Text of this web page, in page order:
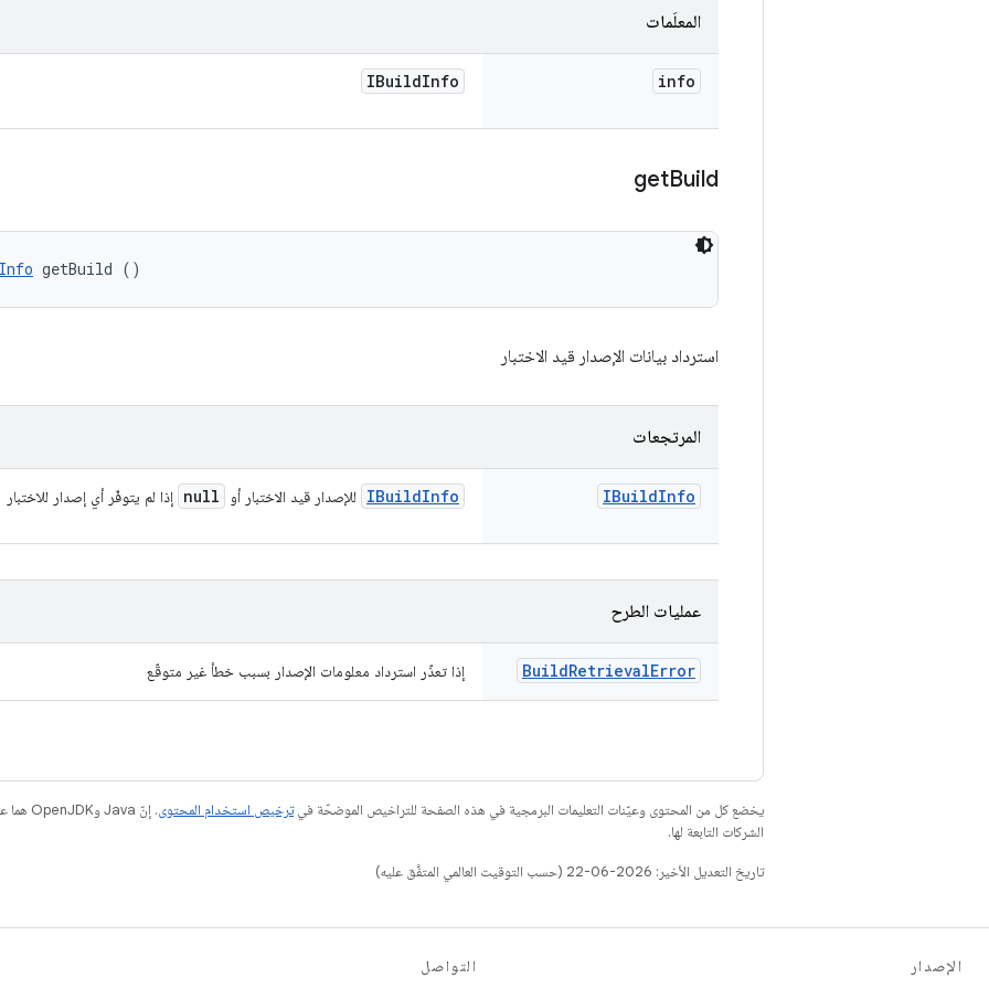
المعلَمات
info
IBuildInfo
getBuild
getBuild ()
استرداد بيانات الإصدار قيد الاختبار
المرتجعات
IBuildInfo
IBuildInfo للإصدار قيد الاختبار أو null إذا لم يتوفّر أي إصدار للاختبار
عمليات الطرح
BuildRetrievalError إذا تعذّر استرداد معلومات الإصدار بسبب خطأ غير متوقّع
يخضع كل من المحتوى وعيّنات التعليمات البرمجية في هذه الصفحة للتراخيص الموضحّة فيترخيص استخدام المحتوى
الشركات التابعة لها.
تاريخ التعديل الأخير: 2026-06-22 (حسب التوقيت العالمي المتفَّق عليه)
الإصدار التواصل